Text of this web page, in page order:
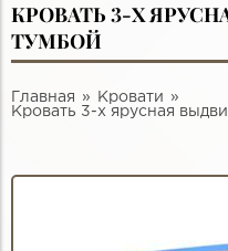
КРОВАТЬ 3-Х
ТУМБОЙ
Главная
Кровати
Кровать 3-х ярусная